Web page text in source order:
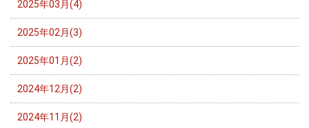
2025年03月(4)
2025年02月(3)
2025年01月(2)
2024年12月(2)
2024年11月(2)